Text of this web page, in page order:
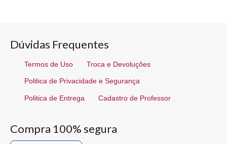
Dúvidas Frequentes
Termos de Uso Troca e Devoluções
Politica de Privacidade e Segurança
Politica de Entrega Cadastro de Professor
Compra 100% segura